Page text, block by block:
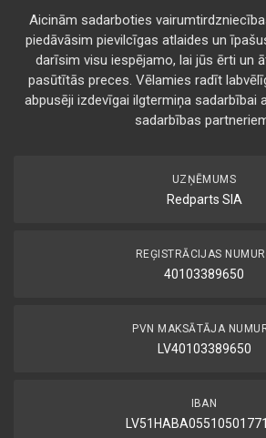
Aicinām sadarboties
piedāvāsim pievilcīgas atlaides un
darīsim visu iespējamo, lai jūs ērti un
pasūtītās preces. Vēlamies radīt
abpusēji izdevīgai ilgtermiņa sadarbībai
sadarbības
UZŅĒMUMS
Redparts SIA
REĢISTRĀCIJAS
40103389650
PVN MAKSĀTĀJA
LV40103389650
IBAN